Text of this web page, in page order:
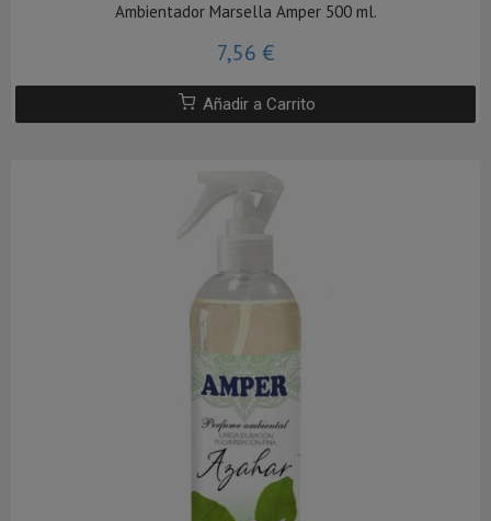
Ambientador Marsella Amper 500 ml.
7,56 €
Añadir a Carrito